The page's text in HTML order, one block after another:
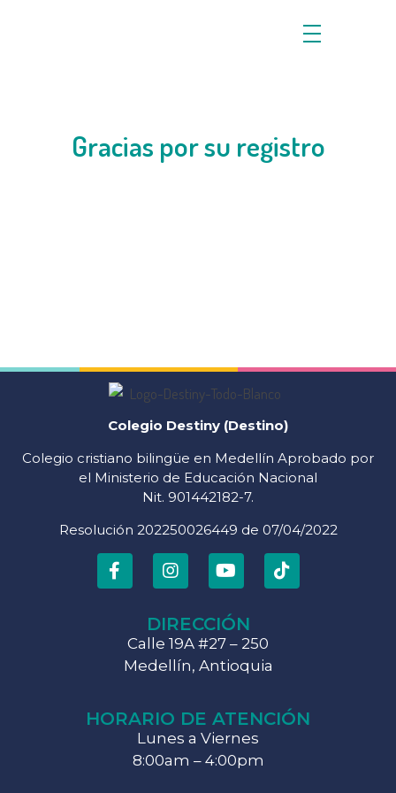
Gracias por su registro
Colegio Destiny (Destino)
Colegio cristiano bilingüe en Medellín Aprobado por
el Ministerio de Educación Nacional
Nit. 901442182-7.
Resolución 202250026449 de 07/04/2022
DIRECCIÓN
Calle 19A #27 – 250
Medellín, Antioquia
HORARIO DE ATENCIÓN
Lunes a Viernes
8:00am – 4:00pm